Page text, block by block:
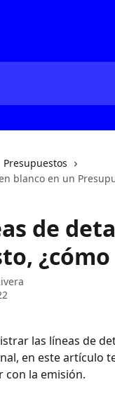
Presupuestos
blanco en un
de
las líneas de
en este artículo
con la emisión.